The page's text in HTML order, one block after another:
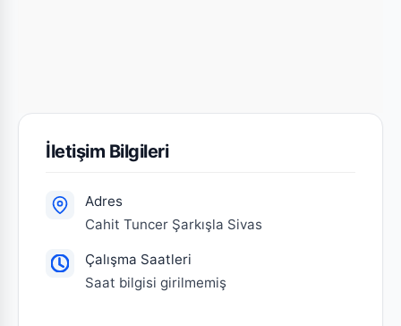
İletişim Bilgileri
Adres
Cahit Tuncer Şarkışla Sivas
Çalışma Saatleri
Saat bilgisi girilmemiş